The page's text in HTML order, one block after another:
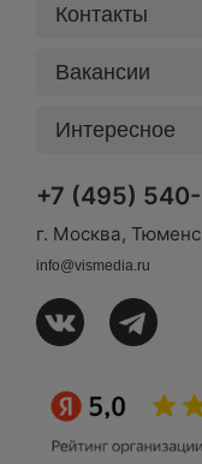
Контакты
Вакансии
Интересное
+7 (495)
г. Москва,
info@vismedia.ru